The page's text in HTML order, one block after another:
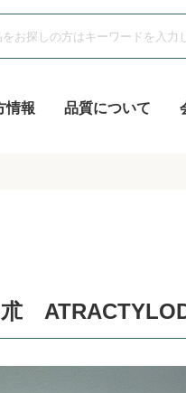
情報 品質について